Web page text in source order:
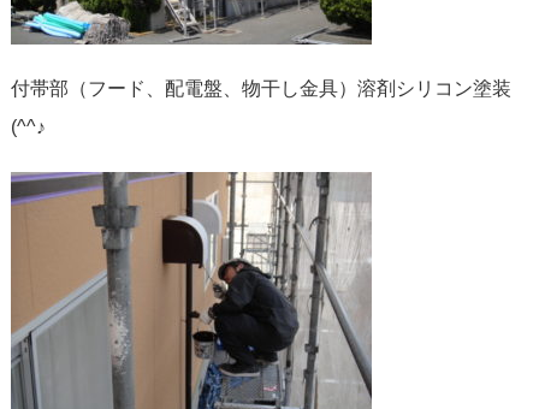
付帯部（フード、配電盤、物干し金具）溶剤シリコン塗装
(^^♪